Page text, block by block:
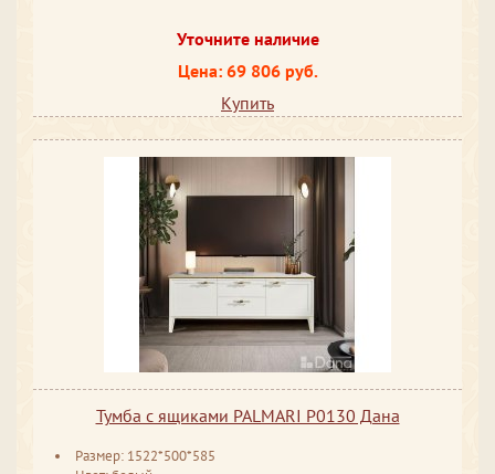
Уточните наличие
Цена: 69 806 руб.
Купить
Тумба с ящиками PALMARI P0130 Дана
Размер: 1522*500*585